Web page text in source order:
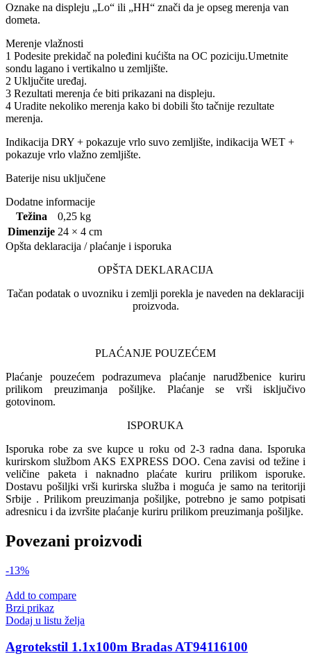
Oznake na displeju „Lo“ ili „HH“ znači da je opseg merenja van
dometa.
Merenje vlažnosti
1 Podesite prekidač na poleđini kućišta na OC poziciju.Umetnite
sondu lagano i vertikalno u zemljište.
2 Uključite uređaj.
3 Rezultati merenja će biti prikazani na displeju.
4 Uradite nekoliko merenja kako bi dobili što tačnije rezultate
merenja.
Indikacija DRY + pokazuje vrlo suvo zemljište, indikacija WET +
pokazuje vrlo vlažno zemljište.
Baterije nisu uključene
Dodatne informacije
Težina
0,25 kg
Dimenzije 24 × 4 cm
Opšta deklaracija / plaćanje i isporuka
OPŠTA DEKLARACIJA
Tačan podatak o uvozniku i zemlji porekla je naveden na deklaraciji
proizvoda.
PLAĆANJE POUZEĆEM
Plaćanje pouzećem podrazumeva plaćanje narudžbenice kuriru
prilikom preuzimanja pošiljke. Plaćanje se vrši isključivo
gotovinom.
ISPORUKA
Isporuka robe za sve kupce u roku od 2-3 radna dana. Isporuka
kurirskom službom AKS EXPRESS DOO. Cena zavisi od težine i
veličine paketa i naknadno plaćate kuriru prilikom isporuke.
Dostavu pošiljki vrši kurirska služba i moguća je samo na teritoriji
Srbije . Prilikom preuzimanja pošiljke, potrebno je samo potpisati
adresnicu i da izvršite plaćanje kuriru prilikom preuzimanja pošiljke.
Povezani proizvodi
-13%
Add to compare
Brzi prikaz
Dodaj u listu želja
Agrotekstil 1.1x100m Bradas AT94116100